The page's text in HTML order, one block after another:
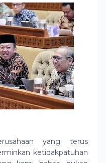
yang terus
ketidakpatuhan